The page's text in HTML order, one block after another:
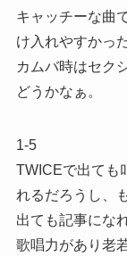
キャッチーな曲
け入れやすかっ
カムバ時はセク
どうかなぁ。
1-5
TWICEで出ても
れるだろうし、
出ても記事にな
歌唱力があり老